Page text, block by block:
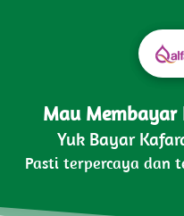
Mau Membayar
Yuk Bayar
Pasti terpercaya dan